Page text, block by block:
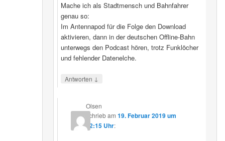
Mache ich als Stadtmensch und Bahnfahrer
genau so:
Im Antennapod für die Folge den Download
aktivieren, dann in der deutschen Offline-Bahn
unterwegs den Podcast hören, trotz Funklöcher
und fehlender Datenelche.
Antworten ↓
Olsen
schriebam19. Februar 2019 um
22:15 Uhr: